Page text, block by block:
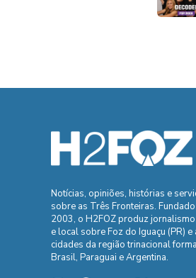
Notícias, opiniões, histórias e
sobre as Três Fronteiras.
2003, o H2FOZ produz
e local sobre Foz do Iguaçu (PR) e
cidades da região trinacional
Brasil, Paraguai e Argentina.